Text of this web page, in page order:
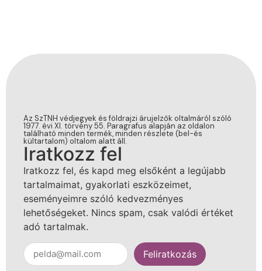
Az SzTNH védjegyek és földrajzi árujelzők oltalmáról szóló
1977. évi XI. törvény 55. Paragrafus alapján az oldalon
található minden termék, minden részlete (bel-és
kültartalom) oltalom alatt áll.
Iratkozz fel
Iratkozz fel, és kapd meg elsőként a legújabb
tartalmaimat, gyakorlati eszközeimet,
eseményeimre szóló kedvezményes
lehetőségeket. Nincs spam, csak valódi értéket
adó tartalmak.
Feliratkozás